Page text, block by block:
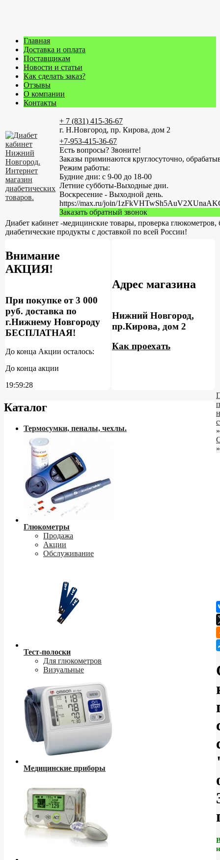
Главная
Доставка и оплата
Поставщикам
Новости и статьи
Как сделать заказ?
Отзывы
О компании
Контакты
+ 7 (831) 415-36-67
г. Н.Новгород, пр. Кирова, дом 2
+7-953-415-36-67
Есть вопросы? Звоните!
Заказы приминаются круглосуточно,
Режим работы:
Будние дни: с 9-00 до 18-00
Летние субботы-Выходные дни.
Воскресение - Выходной день.
https://max.ru/join/
Заказать обратный звонок
Диабет кабинет -медицинские товары, проверка глюкометров,
диабетические продукты с доставкой по всей России!
Внимание
АКЦИЯ!
При покупке от 3 000
руб. доставка по
г.Нижнему Новгороду
БЕСПЛАТНАЯ!
До конца Акции осталось:
До конца акции
19:59:27
Адрес магазина
Нижний Новгород,
пр.Кирова, дом 2
Как проехать
Каталог
Термосумки, пеналы, чехлы.
Глюкометры
Продажа
Акции
Обслуживание
Тест-полоски
Для глюкометров
Визуальные
Медицинские приборы
»
»